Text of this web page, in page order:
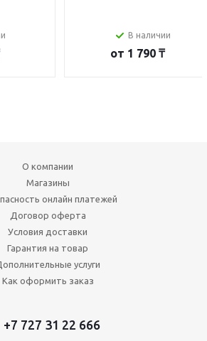
В наличии
от 1 790 ₸
О компании
Магазины
онлайн платежей
Договор оферта
Условия доставки
Гарантия на товар
услуги
Как оформить заказ
+7 727 31 22 666